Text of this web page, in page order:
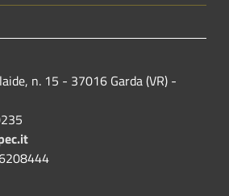
n. 15 - 37016 Garda (VR) -